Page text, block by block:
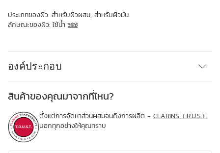
ประเภทของผิว: สำหรับผิวผสม, สำหรับผิวมัน
ลักษณะของผิว: ใช้น้ำวิธีใช้
องค์ประกอบ
สินค้าของคุณมาจากที่ไหน?
ตั้งแต่การจัดหาส่วนผสมจนถึงการผลิต - CLARINS T.R.U.S.T.
บอกทุกอย่างให้คุณทราบ